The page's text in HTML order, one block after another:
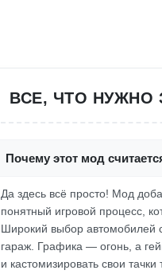
ВСЕ, ЧТО НУЖНО
Почему этот мод
Да здесь всё просто! Мод
понятный игровой процесс,
Широкий выбор автомобилей
гараж. Графика — огонь, а
и кастомизировать свои